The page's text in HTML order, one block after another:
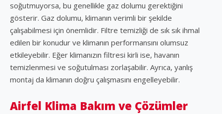
soğutmuyorsa, bu genellikle gaz dolumu gerektiğini
gösterir. Gaz dolumu, klimanın verimli bir şekilde
çalışabilmesi için önemlidir. Filtre temizliği de sık sık ihmal
edilen bir konudur ve klimanın performansını olumsuz
etkileyebilir. Eğer klimanızın filtresi kirli ise, havanın
temizlenmesi ve soğutulması zorlaşabilir. Ayrıca, yanlış
montaj da klimanın doğru çalışmasını engelleyebilir.
Airfel Klima Bakım ve Çözümler